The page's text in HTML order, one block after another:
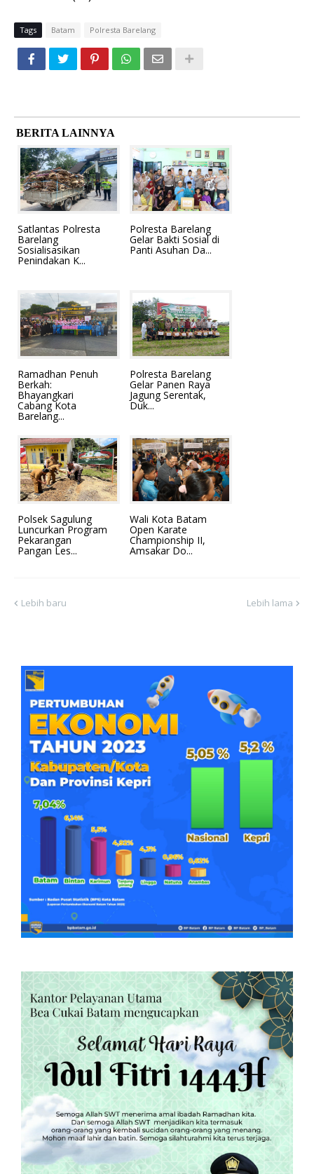
Tags Batam Polresta Barelang
BERITA LAINNYA
Satlantas Polresta
Barelang
Sosialisasikan
Penindakan K...
Polresta Barelang
Gelar Bakti Sosial di
Panti Asuhan Da...
Ramadhan Penuh
Berkah:
Bhayangkari
Cabang Kota
Barelang...
Polresta Barelang
Gelar Panen Raya
Jagung Serentak,
Duk...
Polsek Sagulung
Luncurkan Program
Pekarangan
Pangan Les...
Wali Kota Batam
Open Karate
Championship II,
Amsakar Do...
Lebih baru Lebih lama